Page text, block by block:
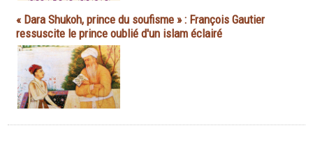
« Dara Shukoh, prince du soufisme » : François Gautier
ressuscite le prince oublié d'un islam éclairé